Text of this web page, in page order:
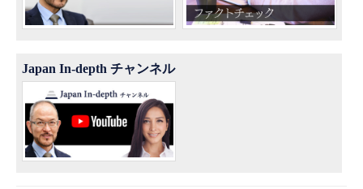
Japan In-depth チャンネル